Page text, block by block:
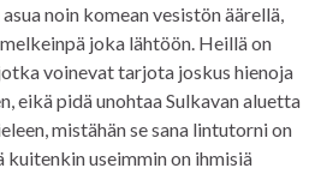
noin komean vesistön äärellä,
joka lähtöön. Heillä on
voinevat tarjota joskus hienoja
eikä pidä unohtaa Sulkavan aluetta
mistähän se sana lintutorni on
useimmin on ihmisiä